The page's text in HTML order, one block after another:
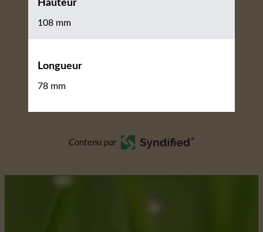
Hauteur
108 mm
Longueur
78 mm
Contenu par